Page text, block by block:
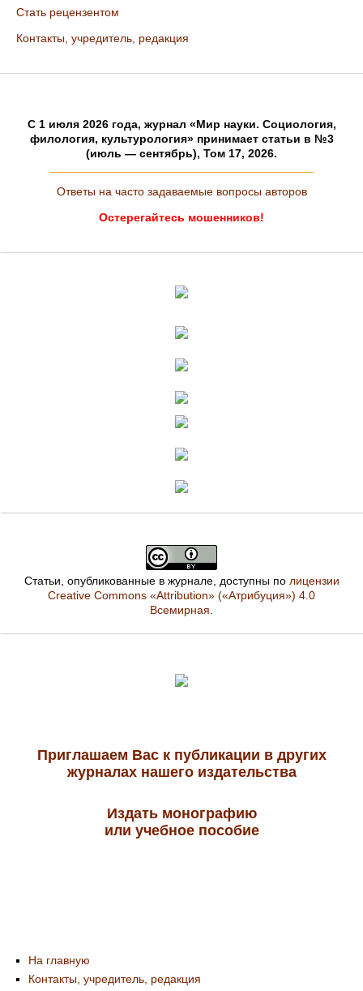
Стать рецензентом
Контакты, учредитель, редакция
C 1 июля 2026 года, журнал «Мир науки. Социология,
филология, культурология» принимает статьи в №3
(июль — сентябрь), Том 17, 2026.
Ответы на часто задаваемые вопросы авторов
Остерегайтесь мошенников!
Статьи, опубликованные в журнале, доступны по лицензии
Creative Commons «Attribution» («Атрибуция») 4.0
Всемирная.
Приглашаем Вас к публикации в других
журналах нашего издательства
Издать монографию
или учебное пособие
На главную
Контакты, учредитель, редакция